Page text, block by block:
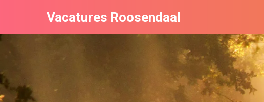
Vacatures Roosendaal